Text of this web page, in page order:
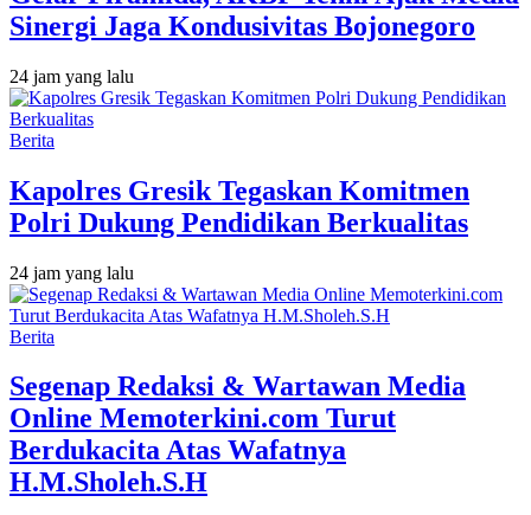
Sinergi Jaga Kondusivitas Bojonegoro
24 jam yang lalu
Berita
Kapolres Gresik Tegaskan Komitmen
Polri Dukung Pendidikan Berkualitas
24 jam yang lalu
Berita
Segenap Redaksi & Wartawan Media
Online Memoterkini.com Turut
Berdukacita Atas Wafatnya
H.M.Sholeh.S.H